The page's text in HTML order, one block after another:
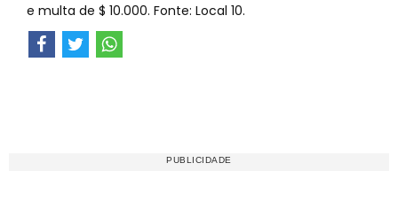
e multa de $ 10.000. Fonte: Local 10.